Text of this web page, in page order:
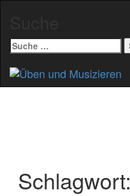
Suche
nach:
Schlagwort: